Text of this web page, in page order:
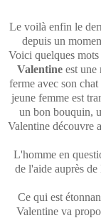
Le voilà enfin le
depuis un
Voici quelques
Valentineest une
ferme avec son
jeune femme est
un bon bouquin,
Valentine découvre
L'homme en
de l'aide auprès
Ce qui est
Valentine va